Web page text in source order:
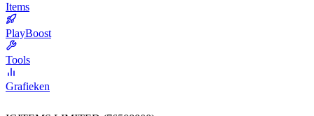
Items
PlayBoost
Tools
Grafieken